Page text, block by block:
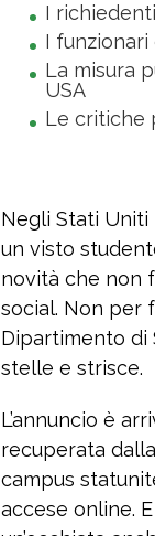
I
I
La misura
USA
Le critiche
Negli Stati
un visto
novità che non
social. Non per
Dipartimento di
stelle e strisce.
L’annuncio è
recuperata
campus
accese online.